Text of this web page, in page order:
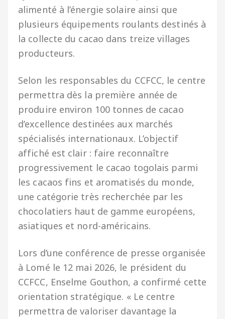
alimenté à l’énergie solaire ainsi que
plusieurs équipements roulants destinés à
la collecte du cacao dans treize villages
producteurs.
Selon les responsables du CCFCC, le centre
permettra dès la première année de
produire environ 100 tonnes de cacao
d’excellence destinées aux marchés
spécialisés internationaux. L’objectif
affiché est clair : faire reconnaître
progressivement le cacao togolais parmi
les cacaos fins et aromatisés du monde,
une catégorie très recherchée par les
chocolatiers haut de gamme européens,
asiatiques et nord-américains.
Lors d’une conférence de presse organisée
à Lomé le 12 mai 2026, le président du
CCFCC, Enselme Gouthon, a confirmé cette
orientation stratégique. « Le centre
permettra de valoriser davantage la